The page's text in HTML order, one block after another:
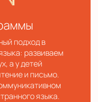
подход в
развиваем
а у детей
и письмо.
языка.